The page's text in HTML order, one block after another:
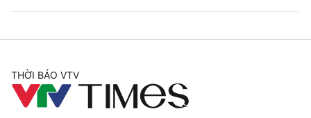
THỜI BÁO VTV